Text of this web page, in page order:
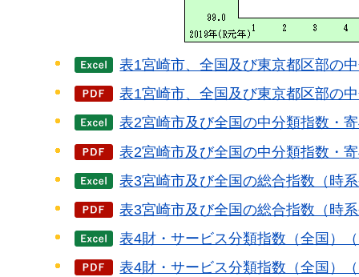
表1宮崎市、全国及び東京都区部の
表1宮崎市、全国及び東京都区部の
表2宮崎市及び全国の中分類指数・
表2宮崎市及び全国の中分類指数・
表3宮崎市及び全国の総合指数（時
表3宮崎市及び全国の総合指数（時
表4財・サービス分類指数（全国）
表4財・サービス分類指数（全国）